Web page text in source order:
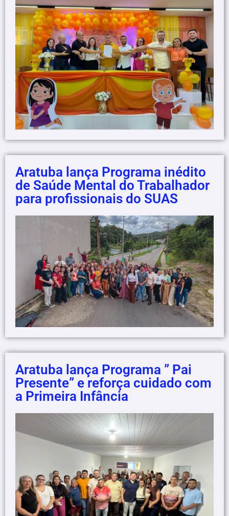
Aratuba lança Programa inédito
de Saúde Mental do Trabalhador
para profissionais do SUAS
Aratuba lança Programa ” Pai
Presente” e reforça cuidado com
a Primeira Infância